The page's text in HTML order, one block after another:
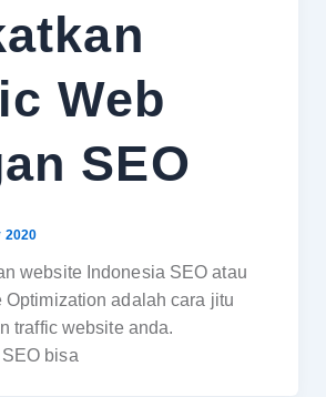
Web
SEO
2020
website Indonesia SEO atau
Optimization adalah cara jitu
traffic website anda.
bisa